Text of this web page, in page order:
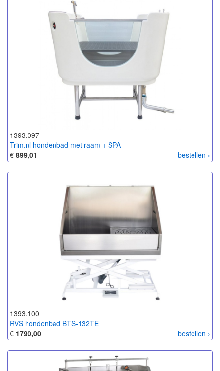
1393.097
Trim.nl hondenbad met raam + SPA
bestellen ›
€ 899,01
1393.100
RVS hondenbad BTS-132TE
bestellen ›
€ 1790,00